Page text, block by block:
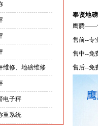
维修、地磅维修
电子秤
重系统
奉贤地
鹰腾——
售前--专
售中--免
售后--免